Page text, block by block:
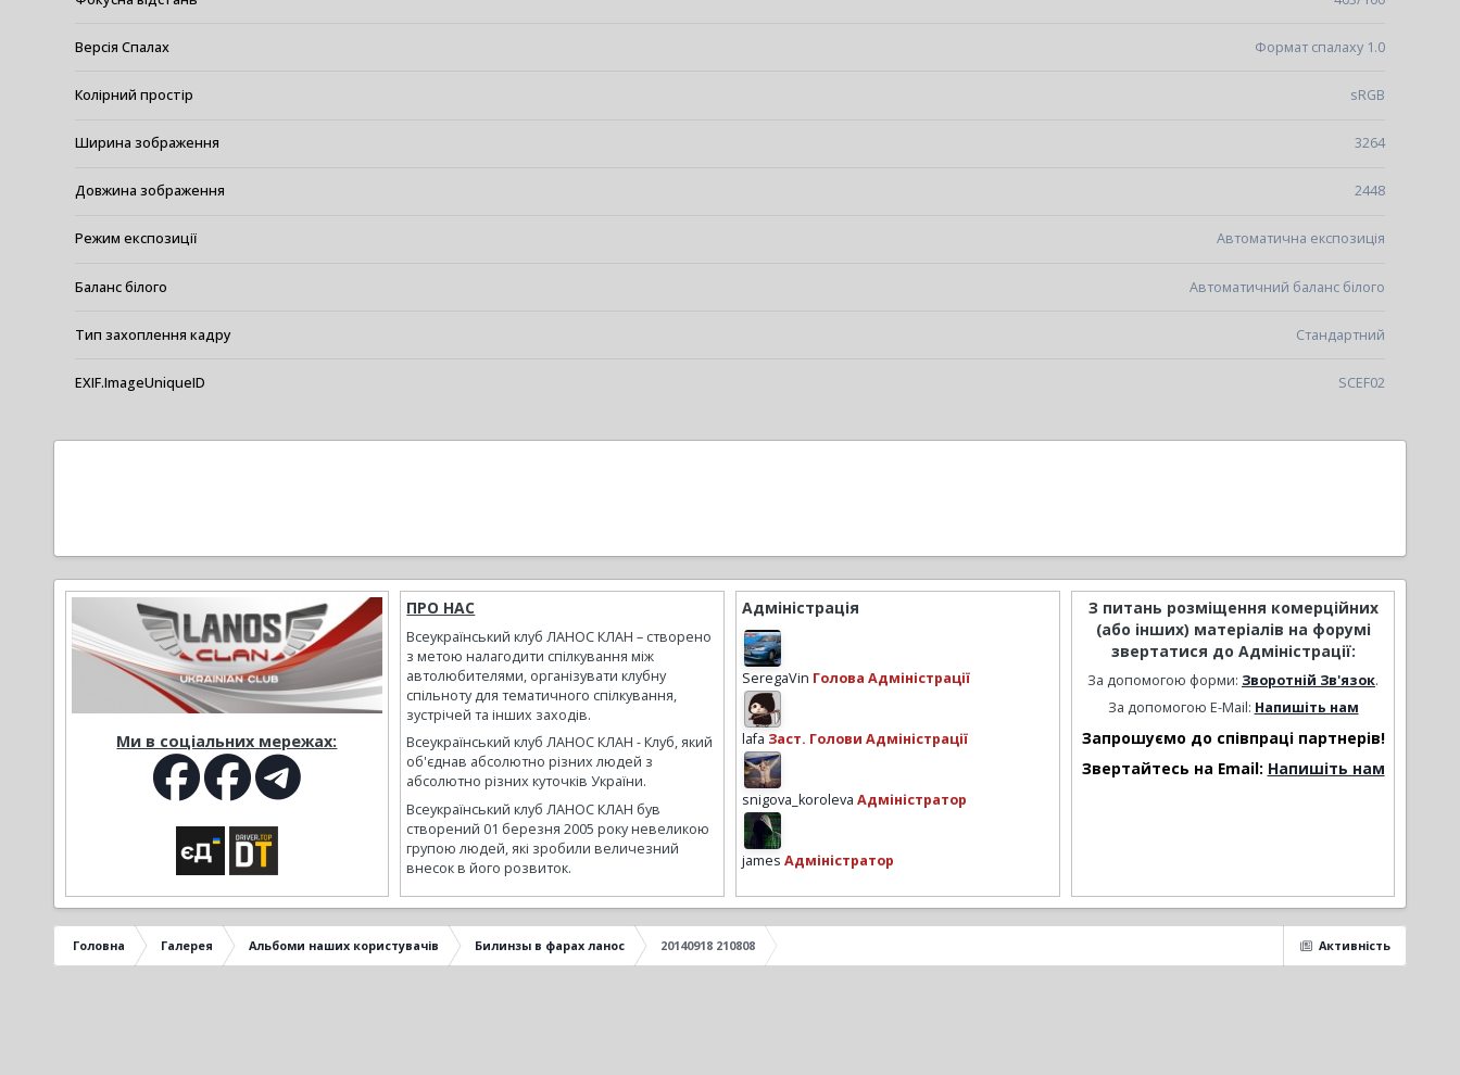
Версія Спалах Формат спалаху 1.0
Колірний простір sRGB
Ширина зображення 3264
Довжина зображення 2448
Режим експозиції Автоматична експозиція
Баланс білого Автоматичний баланс білого
Тип захоплення кадру Стандартний
EXIF.ImageUniqueID SCEF02
Ми в соціальних мережах:
ПРО НАС
Всеукраїнський клуб ЛАНОС КЛАН – створено
з метою налагодити спілкування між
автолюбителями, організувати клубну
спільноту для тематичного спілкування,
зустрічей та інших заходів.
Всеукраїнський клуб ЛАНОС КЛАН - Клуб, який
об'єднав абсолютно різних людей з
абсолютно різних куточків України.
Всеукраїнський клуб ЛАНОС КЛАН був
створений 01 березня 2005 року невеликою
групою людей, які зробили величезний
внесок в його розвиток.
Адміністрація
SeregaVin Голова Адміністрації
lafa Заст. Голови Адміністрації
snigova_koroleva Адміністратор
james Адміністратор
З питань розміщення комерційних
(або інших) матеріалів на форумі
звертатися до Адміністрації:
За допомогою форми: Зворотній Зв'язок.
За допомогою E-Mail: Напишіть нам
Запрошуємо до співпраці партнерів!
Звертайтесь на Email: Напишіть нам
Активність
Головна Галерея Альбоми наших користувачів Билинзы в фарах ланос 20140918 210808